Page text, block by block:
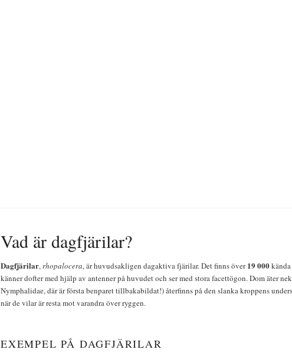
Vad är dagfjärilar?
Dagfjärilar,rhopalocera, är huvudsakligen dagaktiva fjärilar. Det finns över19 000
känner dofter med hjälp av antenner på huvudet och ser med stora facettögon. Dom äter
Nymphalidae, där är första benparet tillbakabildat!) återfinns på den slanka kroppens
när de vilar är resta mot varandra över ryggen.
EXEMPEL PÅ DAGFJÄRILAR